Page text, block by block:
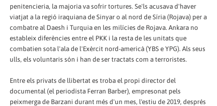
penitencieria, la majoria va sofrir tortures. Se'ls acusava d'haver
viatjat a la regió iraquiana de Sinyar o al nord de Síria (Rojava) per a
combatre al Daesh i Turquia en les milícies de Rojava. Ankara no
estableix diferències entre el PKK i la resta de les unitats que
combatien sota l'ala de l'Exèrcit nord-americà (YBS e YPG). Als seus
ulls, els voluntaris són i han de ser tractats com a terroristes.
Entre els privats de llibertat es troba el propi director del
documental (el periodista Ferran Barber), empresonat pels
peixmerga de Barzani durant més d'un mes, l'estiu de 2019, després